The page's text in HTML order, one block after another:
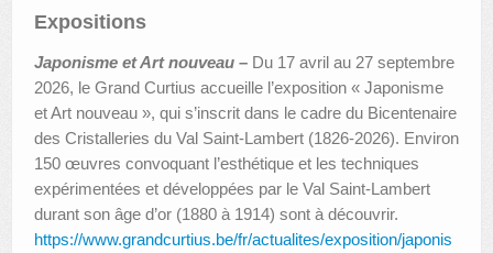
Expositions
Japonisme et Art nouveau – Du 17 avril au 27 septembre
2026, le Grand Curtius accueille l’exposition « Japonisme
et Art nouveau », qui s’inscrit dans le cadre du Bicentenaire
des Cristalleries du Val Saint-Lambert (1826-2026). Environ
150 œuvres convoquant l’esthétique et les techniques
expérimentées et développées par le Val Saint-Lambert
durant son âge d’or (1880 à 1914) sont à découvrir.
https://www.grandcurtius.be/fr/actualites/exposition/japonis